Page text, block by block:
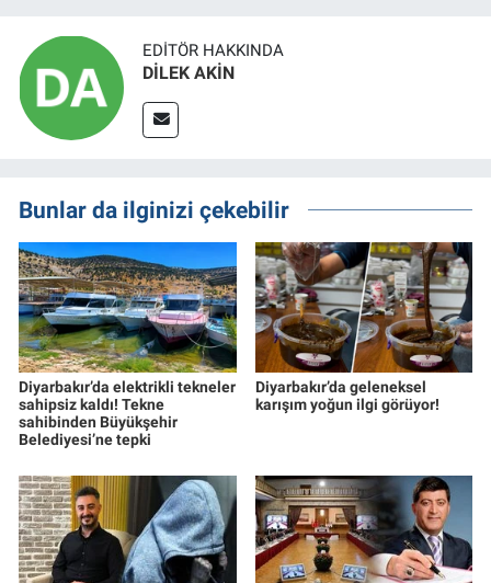
EDITÖR HAKKINDA
DİLEK AKİN
Bunlar da ilginizi çekebilir
Diyarbakır’da elektrikli tekneler
sahipsiz kaldı! Tekne
sahibinden Büyükşehir
Belediyesi’ne tepki
Diyarbakır’da geleneksel
karışım yoğun ilgi görüyor!